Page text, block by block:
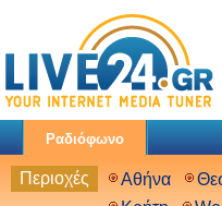
Ραδιόφωνο
Περιοχές Αθήνα